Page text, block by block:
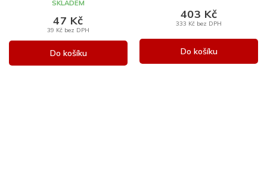
SKLADEM
39 Kč bez DPH
47 Kč
Do košíku
333 Kč bez DPH
403 Kč
Do košíku